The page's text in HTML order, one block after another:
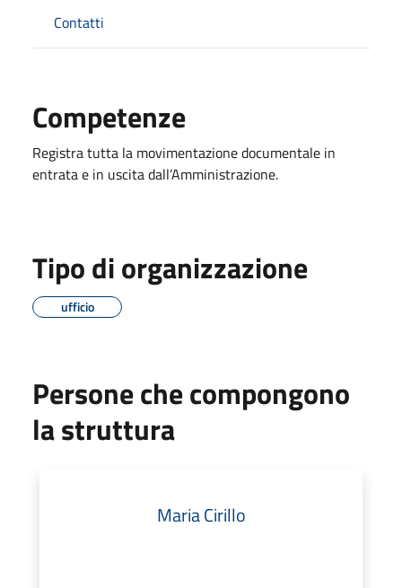
Contatti
Competenze
Registra tutta la movimentazione documentale in
entrata e in uscita dall’Amministrazione.
Tipo di organizzazione
ufficio
Persone che compongono
la struttura
Maria Cirillo